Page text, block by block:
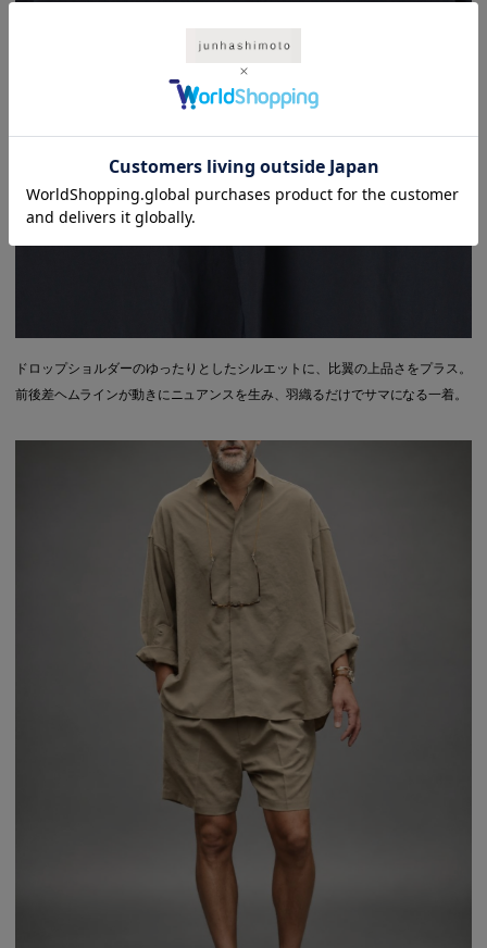
ドロップショルダーのゆったりとしたシルエットに、比翼の上品さをプラス。
前後差ヘムラインが動きにニュアンスを生み、羽織るだけでサマになる一着。